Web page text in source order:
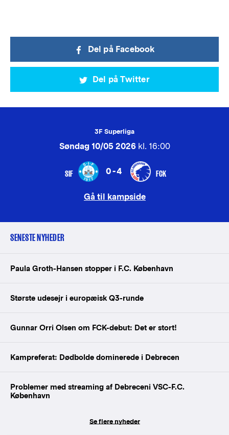
Del på Facebook
Del på Twitter
3F Superliga
Søndag 10/05 2026kl. 16:00
SIF 0-4 FCK
Gå til kampside
SENESTE NYHEDER
Paula Groth-Hansen stopper i F.C. København
Største udesejr i europæisk Q3-runde
Gunnar Orri Olsen om FCK-debut: Det er stort!
Kampreferat: Dødbolde dominerede i Debrecen
Problemer med streaming af Debreceni VSC-F.C.
København
Se flere nyheder